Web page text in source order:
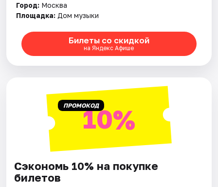
Город: Москва
Площадка: Дом музыки
Билеты со скидкой
на Яндекс Афише
ПРОМОКОД10%
Сэкономь 10% на покупке
билетов